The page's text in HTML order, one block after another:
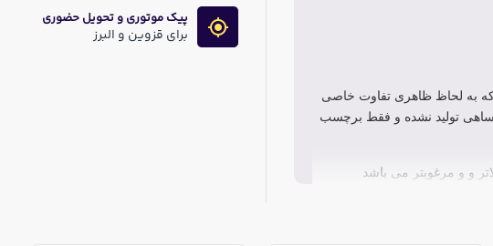
که به لحاظ ظاهری تفاوت خاصی
تولید نشده و فقط برچسب
و و مرغوبتر می باشد
پیک موتوری و تحویل حضوری
برای قزوین و البرز